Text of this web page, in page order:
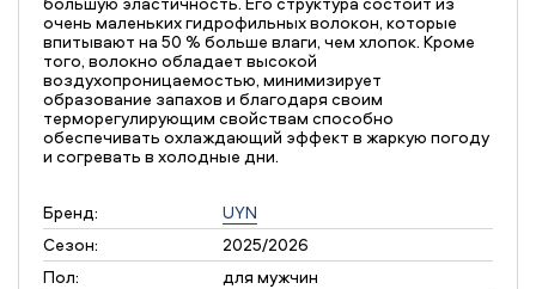
очень маленьких гидрофильных волокон, которые
впитывают на 50 % больше влаги, чем хлопок. Кроме
того, волокно обладает высокой
воздухопроницаемостью, минимизирует
образование запахов и благодаря своим
терморегулирующим свойствам способно
обеспечивать охлаждающий эффект в жаркую погоду
и согревать в холодные дни.
Бренд:
UYN
Сезон:
2025/2026
Пол:
для мужчин